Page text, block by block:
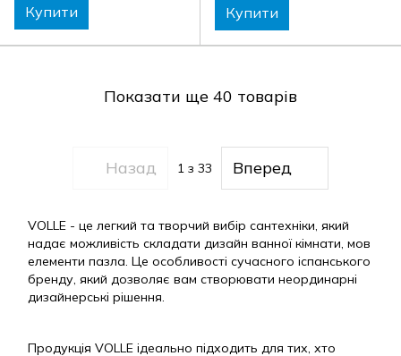
Купити Купити
Показати ще 40 товарів
Назад 1 з 33 Вперед
VOLLE - це легкий та творчий вибір сантехніки, який
надає можливість складати дизайн ванної кімнати, мов
елементи пазла. Це особливості сучасного іспанського
бренду, який дозволяє вам створювати неординарні
дизайнерські рішення.
Продукція VOLLE ідеально підходить для тих, хто